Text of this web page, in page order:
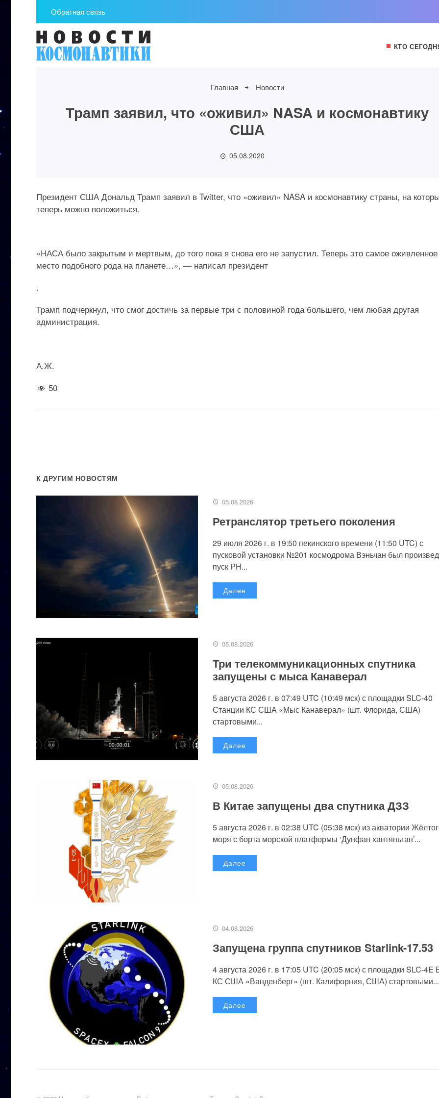
Обратная связь
КТО
Главная Новости
Трамп заявил, что «оживил» NASA и космонавтику
США
05.08.2020
Президент США Дональд Трамп заявил в Twitter, что «оживил» NASA и космонавтику страны, на
теперь можно положиться.
«НАСА было закрытым и мертвым, до того пока я снова его не запустил. Теперь это самое оживленное
место подобного рода на планете…», — написал президент
.
Трамп подчеркнул, что смог достичь за первые три с половиной года большего, чем любая другая
администрация.
А.Ж.
50
К ДРУГИМ НОВОСТЯМ
05.08.2026
Ретранслятор третьего поколения
29 июля 2026 г. в 19:50 пекинского времени (11:50 UTC) с
пусковой установки №201 космодрома Вэньчан был
пуск РН...
Далее
05.08.2026
Три телекоммуникационных спутника
запущены с мыса Канаверал
5 августа 2026 г. в 07:49 UTC (10:49 мск) с площадки SLC-40
Станции КС США «Мыс Канаверал» (шт. Флорида, США)
стартовыми...
Далее
05.08.2026
В Китае запущены два спутника ДЗЗ
5 августа 2026 г. в 02:38 UTC (05:38 мск) из акватории
моря с борта морской платформы ‘Дунфан хантяньган’...
Далее
04.08.2026
Запущена группа спутников Starlink-17.53
4 августа 2026 г. в 17:05 UTC (20:05 мск) с площадки SLC-4E
КС США «Ванденберг» (шт. Калифорния, США) стартовыми...
Далее